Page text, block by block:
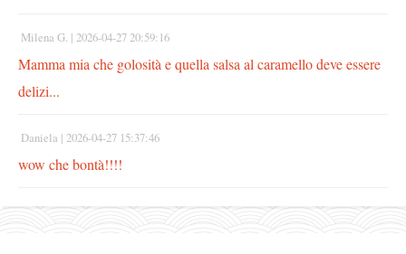
Milena G. | 2026-04-27 20:59:16
Mamma mia che golosità e quella salsa al caramello deve essere
delizi...
Daniela | 2026-04-27 15:37:46
wow che bontà!!!!